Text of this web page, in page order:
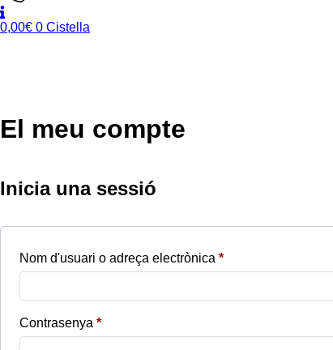
0,00€ 0 Cistella
El meu compte
Inicia una sessió
Nom d'usuari o adreça electrònica *Obligatori
Contrasenya *Obligatori